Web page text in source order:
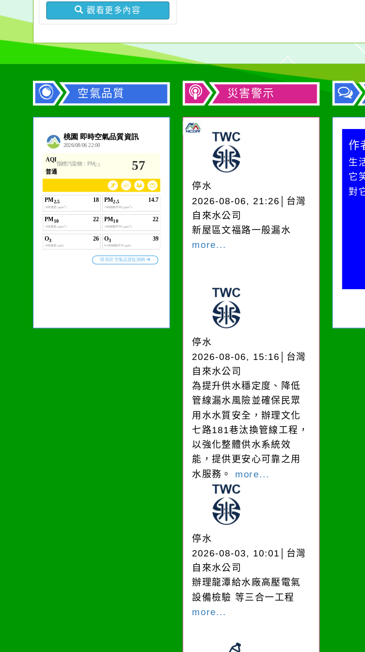
報計畫書及經費表
請踴躍報名參加
觀看更多內容
空氣品質 災害警示
停水
2026-08-06, 21:26│台灣
自來水公司
新屋區文福路一般漏水
more...
停水
2026-08-06, 15:16│台灣
自來水公司
為提升供水穩定度、降低
管線漏水風險並確保民眾
用水水質安全，辦理文化
七路181巷汰換管線工程，
以強化整體供水系統效
能，提供更安心可靠之用
水服務。 more...
停水
2026-08-03, 10:01│台灣
自來水公司
辦理龍潭給水廠高壓電氣
設備檢驗 等三合一工程
more...
一杯清水因滴入一滴污
水而變污濁，一杯污水
卻不會因一滴清水的存
在而變清澈。
作者：網路小語
在實現理想的路途中，
誘惑。
作
生
它
對